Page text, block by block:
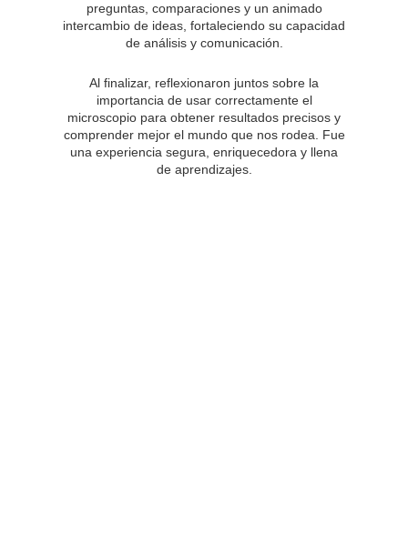
preguntas, comparaciones y un animado
intercambio de ideas, fortaleciendo su capacidad
de análisis y comunicación.
Al finalizar, reflexionaron juntos sobre la
importancia de usar correctamente el
microscopio para obtener resultados precisos y
comprender mejor el mundo que nos rodea. Fue
una experiencia segura, enriquecedora y llena
de aprendizajes.